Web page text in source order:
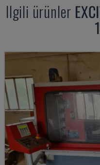
Ilgili ürünler